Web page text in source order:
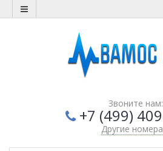
Звоните нам:
+7 (499)
Другие номера